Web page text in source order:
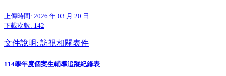
上傳時間: 2026 年 03 月 20 日
下載次數: 142
文件說明: 訪視相關表件
114學年度個案生輔導追蹤紀錄表